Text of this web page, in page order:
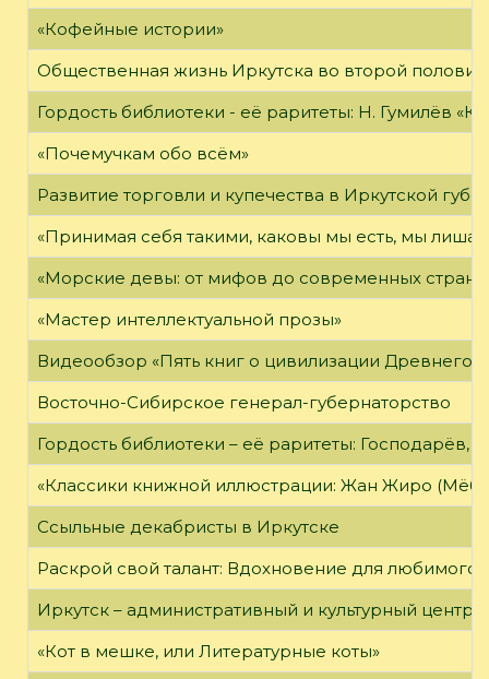
«Кофейные истории»
Общественная жизнь Иркутска во второй
Гордость библиотеки - её раритеты: Н. Гумилёв
«Почемучкам обо всём»
Развитие торговли и купечества в Иркутской
«Принимая себя такими, каковы мы есть, мы
«Морские девы: от мифов до современных
«Мастер интеллектуальной прозы»
Видеообзор «Пять книг о цивилизации Древнего
Восточно-Сибирское генерал-губернаторство
Гордость библиотеки – её раритеты:
«Классики книжной иллюстрации: Жан Жиро
Ссыльные декабристы в Иркутске
Раскрой свой талант: Вдохновение для любимого
Иркутск – административный и культурный центр
«Кот в мешке, или Литературные коты»